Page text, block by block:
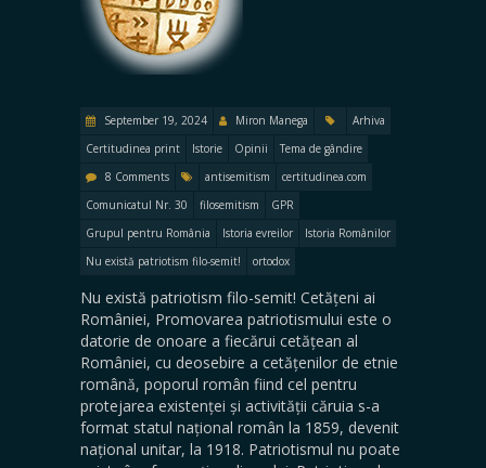
September 19, 2024 Miron Manega
Arhiva
Certitudinea print
Istorie Opinii
Tema de gândire
8 Comments
antisemitism
certitudinea.com
Comunicatul Nr. 30
filosemitism
GPR
Grupul pentru România
Istoria evreilor
Istoria Românilor
Nu există patriotism filo-semit!
ortodox
Nu există patriotism filo-semit! Cetățeni ai
României, Promovarea patriotismului este o
datorie de onoare a fiecărui cetățean al
României, cu deosebire a cetățenilor de etnie
română, poporul român fiind cel pentru
protejarea existenței și activității căruia s-a
format statul național român la 1859, devenit
național unitar, la 1918. Patriotismul nu poate